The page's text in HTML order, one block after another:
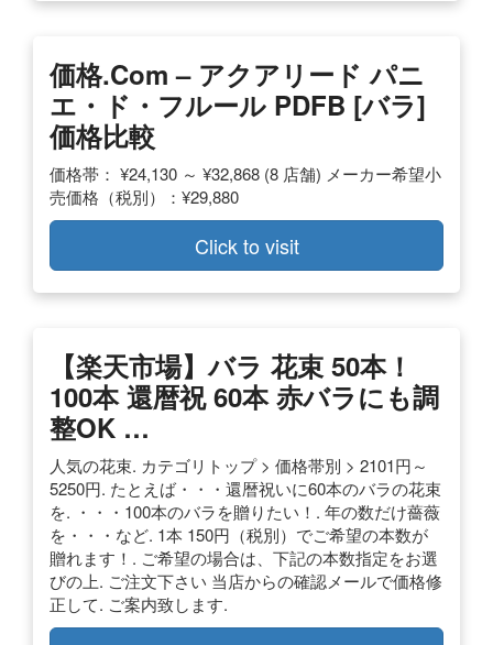
価格.com – アクアリード パニ
エ・ド・フルール PDFB [バラ]
価格比較
価格帯： ¥24,130 ～ ¥32,868 (8 店舗) メーカー希望小
売価格（税別）：¥29,880
Click to visit
【楽天市場】バラ 花束 50本！
100本 還暦祝 60本 赤バラにも調
整OK …
人気の花束. カテゴリトップ > 価格帯別 > 2101円～
5250円. たとえば・・・還暦祝いに60本のバラの花束
を. ・・・100本のバラを贈りたい！. 年の数だけ薔薇
を・・・など. 1本 150円（税別）でご希望の本数が
贈れます！. ご希望の場合は、下記の本数指定をお選
びの上. ご注文下さい 当店からの確認メールで価格修
正して. ご案内致します.